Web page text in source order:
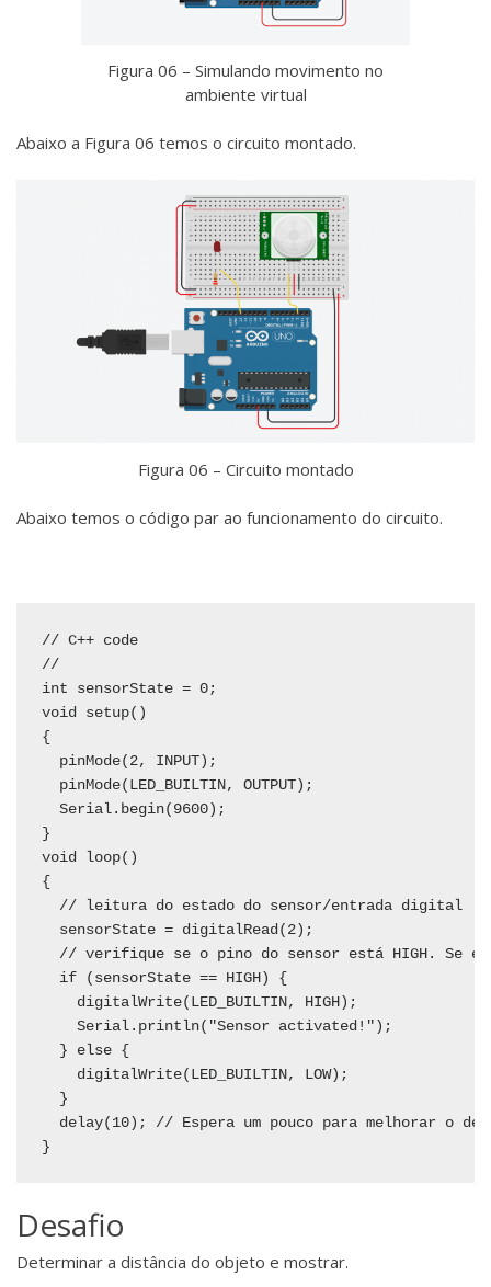
Figura 06 – Simulando movimento no
ambiente virtual
Abaixo a Figura 06 temos o circuito montado.
Figura 06 – Circuito montado
Abaixo temos o código par ao funcionamento do circuito.
// C++ code
//
int sensorState = 0;
void setup()
{
  pinMode(2, INPUT);
  pinMode(LED_BUILTIN, OUTPUT);
  Serial.begin(9600);
}
void loop()
{
  // leitura do estado do sensor/entrada digital
  sensorState = digitalRead(2);
// verifique se o pino do sensor está HIGH. Se
  if (sensorState == HIGH) {
    digitalWrite(LED_BUILTIN, HIGH);
    Serial.println("Sensor activated!");
  } else {
    digitalWrite(LED_BUILTIN, LOW);
  }
delay(10); // Espera um pouco para melhorar o
Desafio
Determinar a distância do objeto e mostrar.